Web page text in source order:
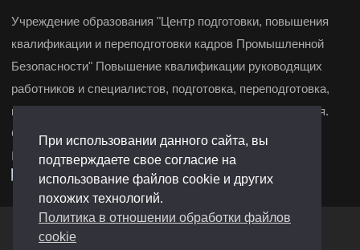
Учреждение образования "Центр подготовки, повышения
квалификации и переподготовки кадров Промышленной
Безопасности" Повышение квалификации руководящих
работников и специалистов, подготовка, переподготовка,
повышение квалификации и курсы целевого назначения.
Свидетельство о государственной регистрации
№291361972 от 19.12.2022 г. Барановичи, Минск.
Создание сайтов
При использовании данного сайта, вы
подтверждаете свое согласие на
использование файлов cookie и других
похожих технологий.
Политика в отношении обработки файлов
cookie